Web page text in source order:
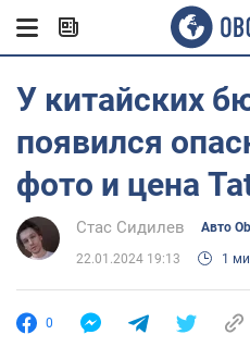
У китайских
появился
фото и цена
Стас Сидилев Авто
22.01.2024 19:13 1
0